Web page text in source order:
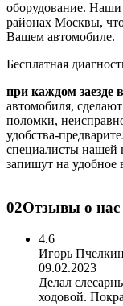
оборудование. Наши
районах Москвы,
Вашем автомобиле.
Бесплатная
при каждом заезде
автомобиля,
поломки,
удобства-
специалисты нашей
запишут на удобное
02Отзывы о нас
4.6
Игорь Пчелкин
09.02.2023
Делал
ходовой.